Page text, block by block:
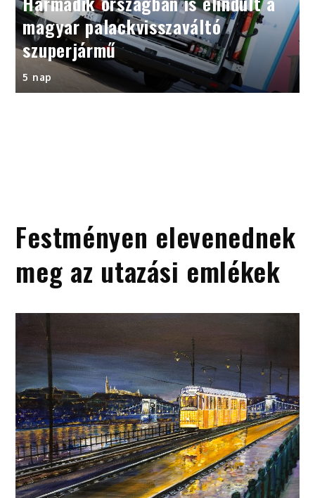
magyar palackvisszaváltó
szuperjármű
5 nap
Festményen elevenednek
meg az utazási emlékek